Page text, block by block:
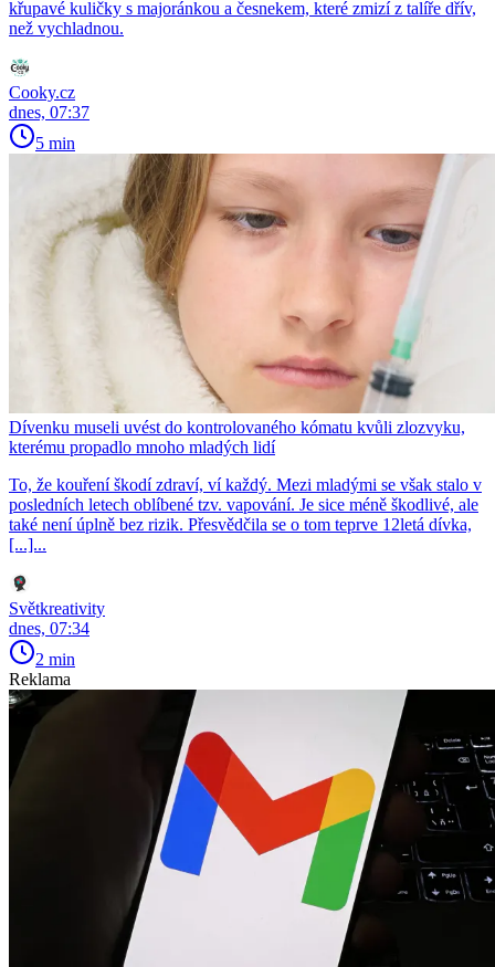
křupavé kuličky s majoránkou a česnekem, které zmizí z talíře dřív,
než vychladnou.
Cooky.cz
dnes, 07:37
5 min
Dívenku museli uvést do kontrolovaného kómatu kvůli zlozvyku,
kterému propadlo mnoho mladých lidí
To, že kouření škodí zdraví, ví každý. Mezi mladými se však stalo v
posledních letech oblíbené tzv. vapování. Je sice méně škodlivé, ale
také není úplně bez rizik. Přesvědčila se o tom teprve 12letá dívka,
[...]...
Světkreativity
dnes, 07:34
2 min
Reklama